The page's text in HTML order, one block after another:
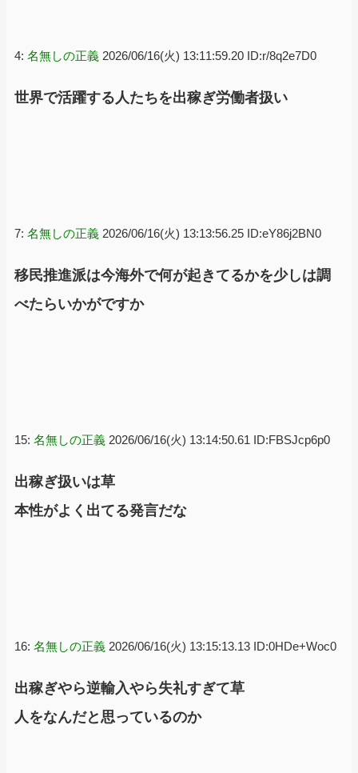
4: 名無しの正義 2026/06/16(火) 13:11:59.20 ID:r/8q2e7D0
世界で活躍する人たちを出稼ぎ労働者扱い
7: 名無しの正義 2026/06/16(火) 13:13:56.25 ID:eY86j2BN0
移民推進派は今海外で何が起きてるかを少しは調
べたらいかがですか
15: 名無しの正義 2026/06/16(火) 13:14:50.61 ID:FBSJcp6p0
出稼ぎ扱いは草
本性がよく出てる発言だな
16: 名無しの正義 2026/06/16(火) 13:15:13.13 ID:0HDe+Woc0
出稼ぎやら逆輸入やら失礼すぎて草
人をなんだと思っているのか